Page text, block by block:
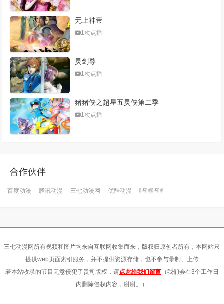
无上神帝
1次点播
灵剑尊
1次点播
猪猪侠之超星五灵侠第二季
1次点播
合作伙伴
百度动漫 腾讯动漫 三七动漫网 优酷动漫 哔哩哔哩
三七动漫网所有视频和图片均来自互联网收集而来，版权归原创者所有，本网站只
提供web页面索引服务，并不提供资源存储，也不参与录制、上传
若本站收录的节目无意侵犯了贵司版权，请点此给我们留言（我们会在3个工作日
内删除侵权内容，谢谢。）